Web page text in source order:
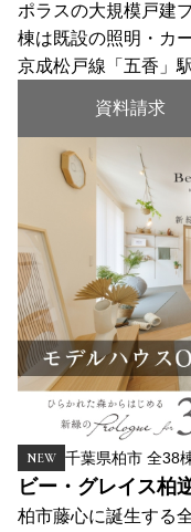
ポラスの大規模戸建
棟は既設の照明・カ
京成松戸線「五香」
資料請求
NEW 千葉県柏市 全38
ビー・グレイス柏
柏市藤心に誕生する